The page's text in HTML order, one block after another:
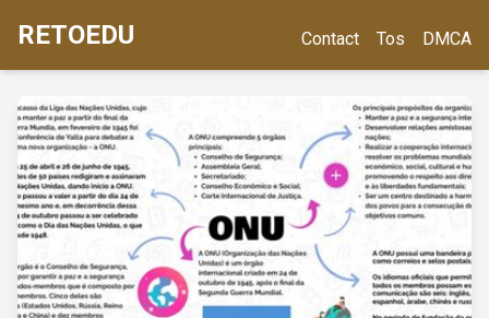
RETOEDU Contact Tos DMCA